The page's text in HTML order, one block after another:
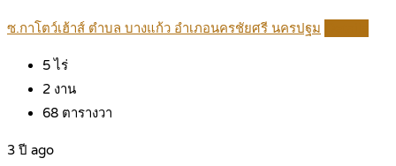
ซ.กาโตว์เฮ้าส์ ตำบล บางแก้ว อำเภอนครชัยศรี นครปฐม
5ไร่
2 งาน
68 ตารางวา
3 ปี ago